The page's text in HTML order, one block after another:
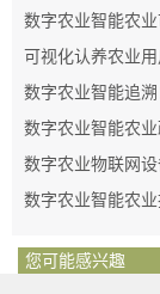
数字农业智能农
可视化认养农业
数字农业智能追
数字农业智能农
数字农业物联网
数字农业智能农
您可能感兴趣